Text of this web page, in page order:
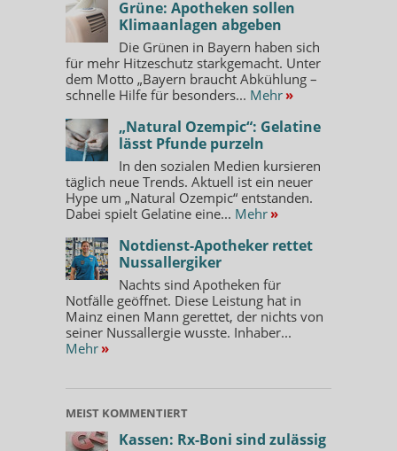
Grüne: Apotheken sollen
Klimaanlagen abgeben
Die Grünen in Bayern haben sich
für mehr Hitzeschutz starkgemacht. Unter
dem Motto „Bayern braucht Abkühlung –
schnelle Hilfe für besonders... Mehr »
„Natural Ozempic“: Gelatine
lässt Pfunde purzeln
In den sozialen Medien kursieren
täglich neue Trends. Aktuell ist ein neuer
Hype um „Natural Ozempic“ entstanden.
Dabei spielt Gelatine eine... Mehr »
Notdienst-Apotheker rettet
Nussallergiker
Nachts sind Apotheken für
Notfälle geöffnet. Diese Leistung hat in
Mainz einen Mann gerettet, der nichts von
seiner Nussallergie wusste. Inhaber...
Mehr »
MEIST KOMMENTIERT
Kassen: Rx-Boni sind zulässig